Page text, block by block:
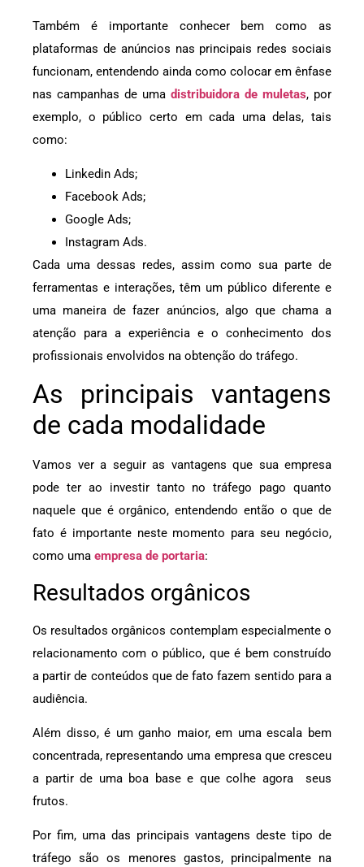
Também é importante conhecer bem como as
plataformas de anúncios nas principais redes sociais
funcionam, entendendo ainda como colocar em ênfase
nas campanhas de uma distribuidora de muletas, por
exemplo, o público certo em cada uma delas, tais
como:
Linkedin Ads;
Facebook Ads;
Google Ads;
Instagram Ads.
Cada uma dessas redes, assim como sua parte de
ferramentas e interações, têm um público diferente e
uma maneira de fazer anúncios, algo que chama a
atenção para a experiência e o conhecimento dos
profissionais envolvidos na obtenção do tráfego.
As principais vantagens
de cada modalidade
Vamos ver a seguir as vantagens que sua empresa
pode ter ao investir tanto no tráfego pago quanto
naquele que é orgânico, entendendo então o que de
fato é importante neste momento para seu negócio,
como uma empresa de portaria:
Resultados orgânicos
Os resultados orgânicos contemplam especialmente o
relacionamento com o público, que é bem construído
a partir de conteúdos que de fato fazem sentido para a
audiência.
Além disso, é um ganho maior, em uma escala bem
concentrada, representando uma empresa que cresceu
a partir de uma boa base e que colhe agora seus
frutos.
Por fim, uma das principais vantagens deste tipo de
tráfego são os menores gastos, principalmente na